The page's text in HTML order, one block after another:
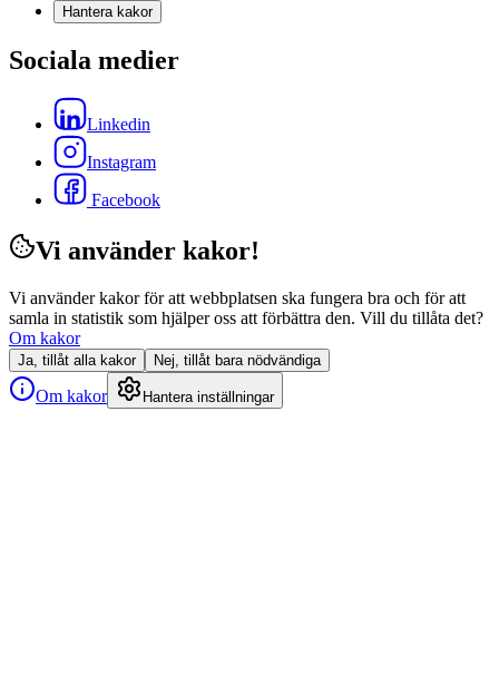
Hantera kakor
Sociala medier
Linkedin
Instagram
Facebook
Vi använder kakor!
Vi använder kakor för att webbplatsen ska fungera bra och för att
samla in statistik som hjälper oss att förbättra den. Vill du tillåta det?
Om kakor
Ja, tillåt alla kakor Nej, tillåt bara nödvändiga
Om kakor Hantera inställningar